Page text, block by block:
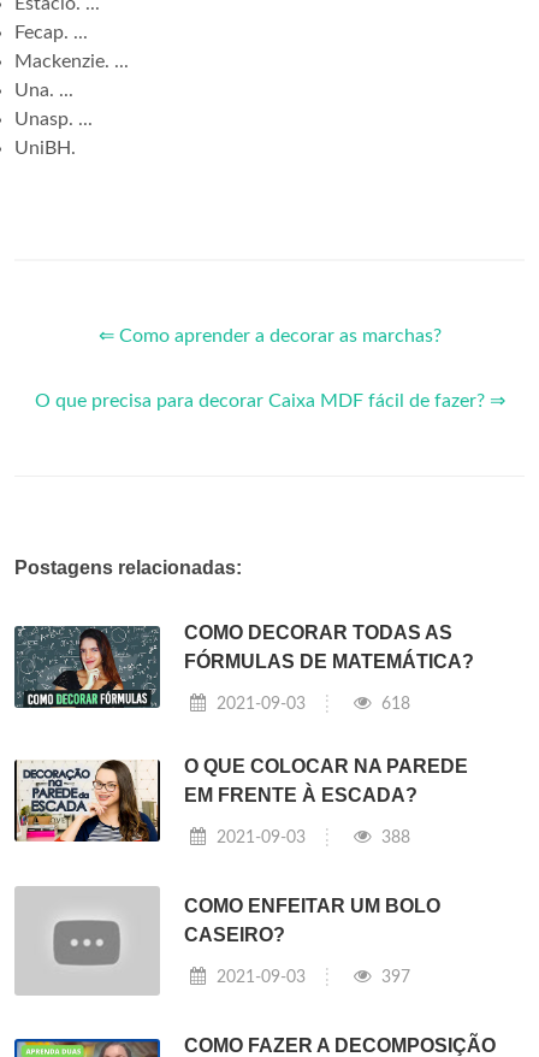
Fecap. ...
Mackenzie. ...
Una. ...
Unasp. ...
UniBH.
⇐ Como aprender a decorar as marchas?
O que precisa para decorar Caixa MDF fácil de fazer? ⇒
Postagens relacionadas:
COMO DECORAR TODAS AS
FÓRMULAS DE MATEMÁTICA?
2021-09-03 618
O QUE COLOCAR NA PAREDE
EM FRENTE À ESCADA?
2021-09-03 388
COMO ENFEITAR UM BOLO
CASEIRO?
2021-09-03 397
COMO FAZER A DECOMPOSIÇÃO